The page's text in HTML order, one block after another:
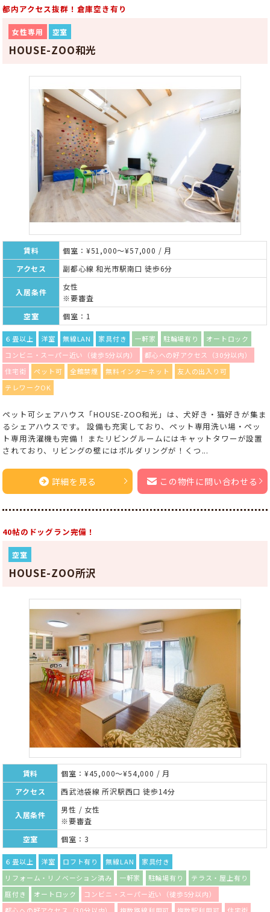
都内アクセス抜群！倉庫空き有り
女性専用 空室
HOUSE-ZOO和光
賃料
個室：¥51,000～¥57,000 / 月
アクセス
副都心線 和光市駅南口 徒歩6分
入居条件
女性
※要審査
空室
個室：1
６畳以上 洋室 無線LAN 家具付き 一軒家 駐輪場有り
オートロック
コンビニ・スーパー近い（徒歩5分以内）
都心への好アクセス（30分以内）
住宅街
ペット可 全館禁煙 無料インターネット
友人の出入り可
テレワークOK
ペット可シェアハウス「HOUSE-ZOO和光」は、犬好き・猫好きが集ま
るシェアハウスです。 設備も充実しており、ペット専用洗い場・ペッ
ト専用洗濯機も完備！ またリビングルームにはキャットタワーが設置
されており、リビングの壁にはボルダリングが！くつ...
詳細を見る この物件に問い合わせる
40帖のドッグラン完備！
空室
HOUSE-ZOO所沢
賃料
個室：¥45,000～¥54,000 / 月
アクセス
西武池袋線 所沢駅西口 徒歩14分
入居条件
男性 / 女性
※要審査
空室
個室：3
６畳以上 洋室 ロフト有り 無線LAN
家具付き
リフォーム・リノベーション済み
一軒家 駐輪場有り
テラス・屋上有り
庭付き
オートロック
コンビニ・スーパー近い（徒歩5分以内）
都心への好アクセス（30分以内）
複数路線利用可 複数駅利用可 住宅街